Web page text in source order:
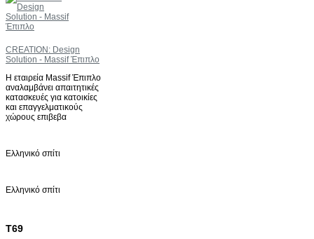
CREATION: Design
Solution - Massif Έπιπλο
H εταιρεία Massif Έπιπλο
αναλαμβάνει απαιτητικές
κατασκευές για κατοικίες
και επαγγελματικούς
χώρους επιβεβα
Ελληνικό σπίτι
Ελληνικό σπίτι
T69